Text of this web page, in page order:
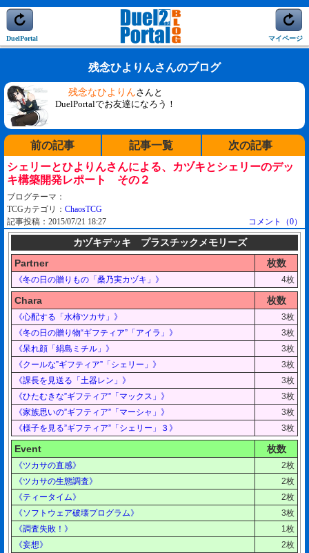
DuelPortal マイページ
残念ひよりんさんのブログ
残念なひよりんさんと
DuelPortalでお友達になろう！
前の記事 記事一覧
次の記事
シェリーとひよりんさんによる、カヅキとシェリーのデッ
キ構築開発レポート その２
ブログテーマ：
TCGカテゴリ： ChaosTCG
記事投稿：2015/07/21 18:27
コメント（0）
カヅキデッキ プラスチックメモリーズ
Partner
枚数
《冬の日の贈りもの「桑乃実カヅキ」》 4枚
Chara 枚数
《心配する「水柿ツカサ」》
3枚
《冬の日の贈り物“ギフティア”「アイラ」》
3枚
《呆れ顔「絹島ミチル」》
3枚
《クールな”ギフティア”「シェリー」》
3枚
《課長を見送る「土器レン」》
3枚
《ひたむきな”ギフティア”「マックス」》
3枚
《家族思いの”ギフティア”「マーシャ」》
3枚
《様子を見る”ギフティア”「シェリー」３》
3枚
Event 枚数
《ツカサの直感》
2枚
《ツカサの生態調査》
2枚
《ティータイム》
2枚
《ソフトウェア破壊プログラム》
3枚
《調査失敗！》
1枚
《妄想》
2枚